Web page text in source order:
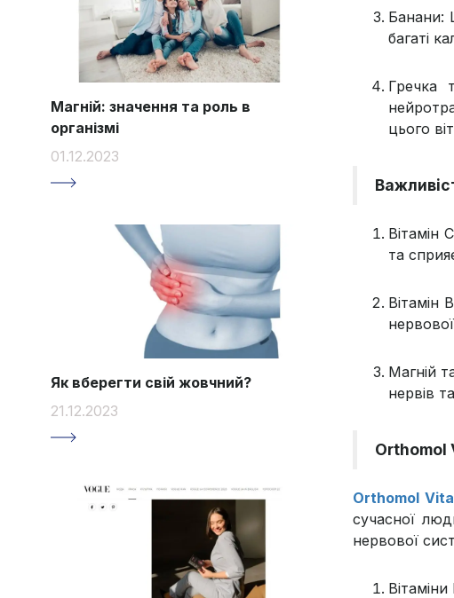
Магній: значення та роль в
організмі
01.12.2023
Як вберегти свій жовчний?
21.12.2023
Банани:
багаті
Гречка
цього
Вітамін
та
Вітамін
Магній
нервів
Orthomol
Orthomol
сучасної
нервової